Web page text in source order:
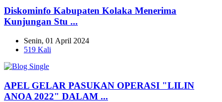
Diskominfo Kabupaten Kolaka Menerima
Kunjungan Stu ...
Senin, 01 April 2024
519 Kali
APEL GELAR PASUKAN OPERASI "LILIN
ANOA 2022" DALAM ...